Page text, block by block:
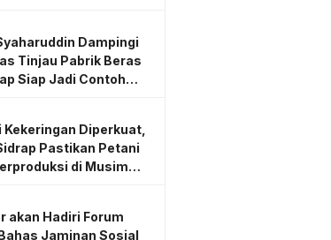
Dampingi
Tinjau Pabrik Beras
Siap Jadi Contoh
Diperkuat,
Pastikan Petani
di Musim
akan Hadiri Forum
Jaminan Sosial